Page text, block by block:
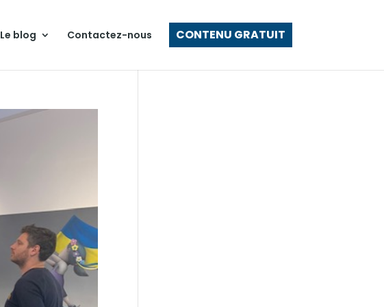
Le blog Contactez-nous CONTENU GRATUIT